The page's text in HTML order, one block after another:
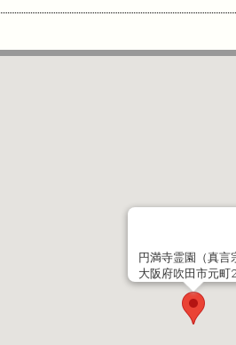
円満寺霊園（真言
大阪府吹田市元町